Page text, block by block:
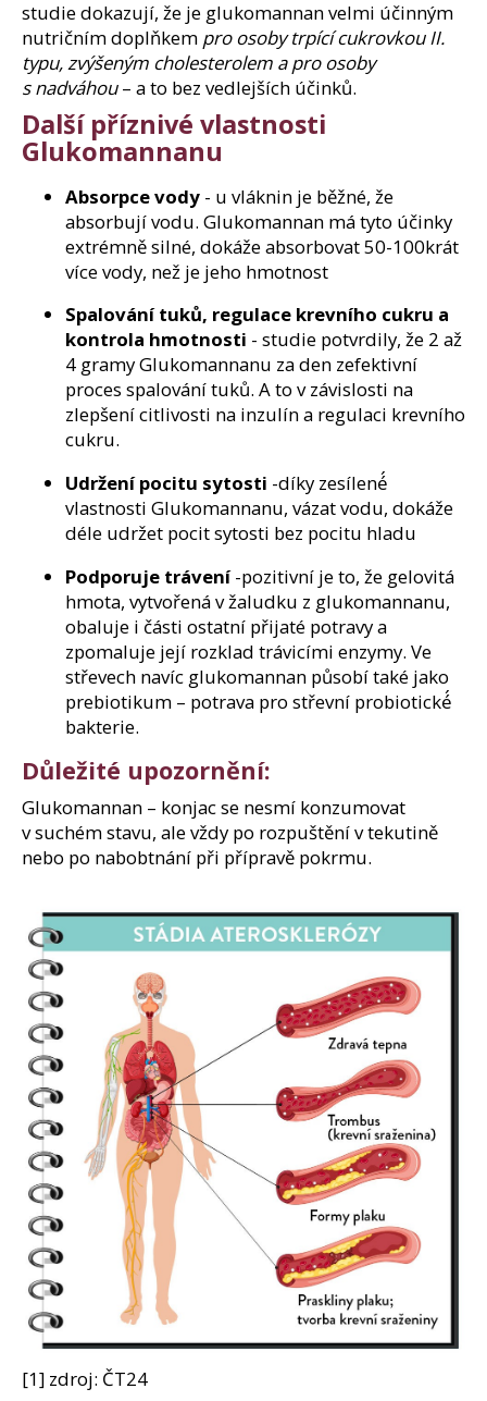
studie dokazují, že je glukomannan velmi účinným
nutričním doplňkem pro osoby trpící cukrovkou II.
typu, zvýšeným cholesterolem a pro osoby
s nadváhou– a to bez vedlejších účinků.
Další příznivé vlastnosti
Glukomannanu
Absorpce vody - u vláknin je běžné, že
absorbují vodu. Glukomannan má tyto účinky
extrémně silné, dokáže absorbovat 50-100krát
více vody, než je jeho hmotnost
Spalování tuků, regulace krevního cukru a
kontrola hmotnosti - studie potvrdily, že 2 až
4 gramy Glukomannanu za den zefektivní
proces spalování tuků. A to v závislosti na
zlepšení citlivosti na inzulín a regulaci krevního
cukru.
Udržení pocitu sytosti -díky zesílené́
vlastnosti Glukomannanu, vázat vodu, dokáže
déle udržet pocit sytosti bez pocitu hladu
Podporuje trávení-pozitivní je to, že gelovitá
hmota, vytvořená v žaludku z glukomannanu,
obaluje i části ostatní přijaté potravy a
zpomaluje její rozklad trávicími enzymy. Ve
střevech navíc glukomannan působí také jako
prebiotikum – potrava pro střevní probiotické́
bakterie.
Důležité upozornění:
Glukomannan – konjac se nesmí konzumovat
v suchém stavu, ale vždy po rozpuštění v tekutině
nebo po nabobtnání při přípravě pokrmu.
[1] zdroj: ČT24